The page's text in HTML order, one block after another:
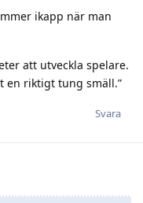
ikapp när man
att utveckla spelare.
en riktigt tung smäll.”
Svara